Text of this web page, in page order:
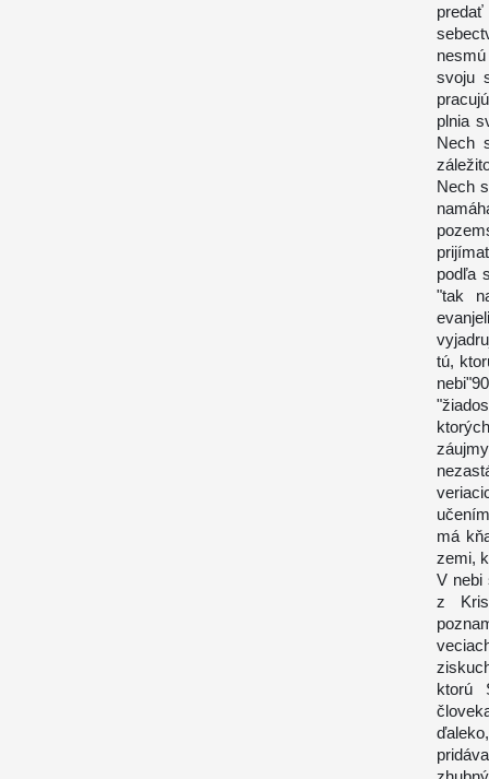
svoju
plnia
Nech
Nech
podľa
"tak
tú,
má
zemi,
V nebi
z
ktorú